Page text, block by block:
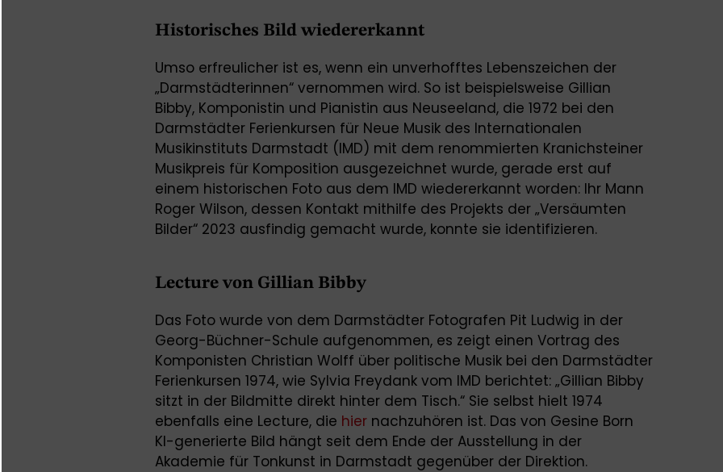
Historisches Bild wiedererkannt
Umso erfreulicher ist es, wenn ein unverhofftes Lebenszeichen der
„Darmstädterinnen“ vernommen wird. So ist beispielsweise Gillian
Bibby, Komponistin und Pianistin aus Neuseeland, die 1972 bei den
Darmstädter Ferienkursen für Neue Musik des Internationalen
Musikinstituts Darmstadt (IMD) mit dem renommierten Kranichsteiner
Musikpreis für Komposition ausgezeichnet wurde, gerade erst auf
einem historischen Foto aus dem IMD wiedererkannt worden: Ihr Mann
Roger Wilson, dessen Kontakt mithilfe des Projekts der „Versäumten
Bilder“ 2023 ausfindig gemacht wurde, konnte sie identifizieren.
Lecture von Gillian Bibby
Das Foto wurde von dem Darmstädter Fotografen Pit Ludwig in der
Georg-Büchner-Schule aufgenommen, es zeigt einen Vortrag des
Komponisten Christian Wolff über politische Musik bei den Darmstädter
Ferienkursen 1974, wie Sylvia Freydank vom IMD berichtet: „Gillian Bibby
sitzt in der Bildmitte direkt hinter dem Tisch.“ Sie selbst hielt 1974
ebenfalls eine Lecture, die hier nachzuhören ist. Das von Gesine Born
KI-generierte Bild hängt seit dem Ende der Ausstellung in der
Akademie für Tonkunst in Darmstadt gegenüber der Direktion.